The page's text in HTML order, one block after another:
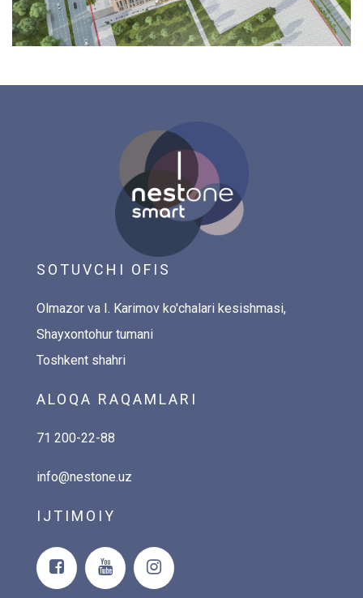
SOTUVCHI OFIS
Olmazor va I. Karimov ko'chalari kesishmasi,
Shayxontohur tumani
Toshkent shahri
ALOQA RAQAMLARI
71 200-22-88
info@nestone.uz
IJTIMOIY